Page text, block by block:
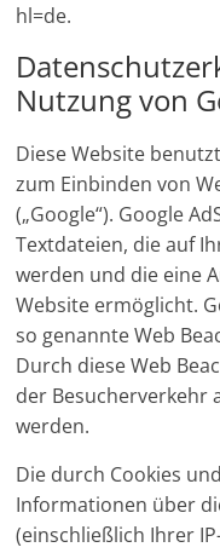
hl=de.
Nutzung von
Diese Website
zum Einbinden von
(„Google“). Google
Textdateien, die auf
werden und die eine
Website ermöglicht.
so genannte Web
Durch diese Web
der Besucherverkehr
werden.
Die durch Cookies
Informationen über
(einschließlich Ihrer